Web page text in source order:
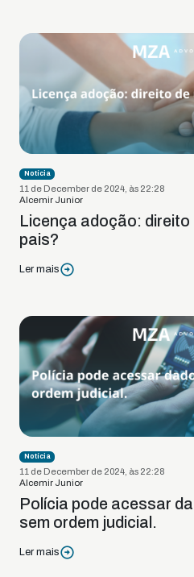
Notícia
11 de December de 2024, às 22:28
Alcemir Junior
Licença adoção: direito
pais?
Ler mais
Notícia
11 de December de 2024, às 22:28
Alcemir Junior
Polícia pode acessar
sem ordem judicial.
Ler mais